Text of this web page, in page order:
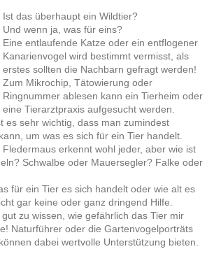
Ist das überhaupt ein Wildtier?
Und wenn ja, was für eins?
Eine entlaufende Katze oder ein entflogener
Kanarienvogel wird bestimmt vermisst, als
erstes sollten die Nachbarn gefragt werden!
Zum Mikrochip, Tätowierung oder
Ringnummer ablesen kann ein Tierheim oder
eine Tierarztpraxis aufgesucht werden.
es sehr wichtig, dass man zumindest
um was es sich für ein Tier handelt.
erkennt wohl jeder, aber wie ist
Schwalbe oder Mauersegler? Falke oder
für ein Tier es sich handelt oder wie alt es
gar keine oder ganz dringend Hilfe.
zu wissen, wie gefährlich das Tier mir
Naturführer oder die Gartenvogelporträts
können dabei wertvolle Unterstützung bieten.